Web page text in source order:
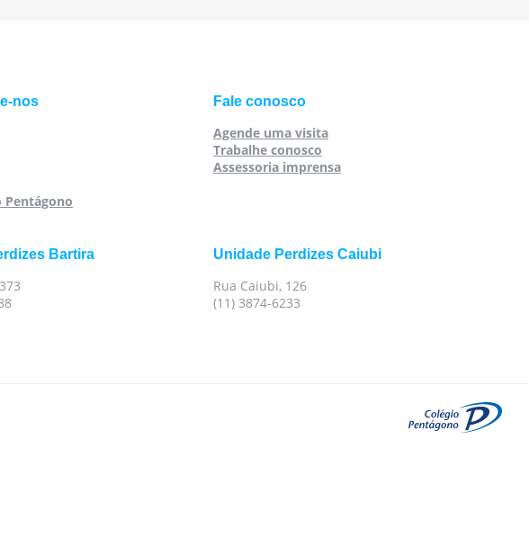
nos
Pentágono
Fale conosco
Agende uma visita
Trabalhe conosco
Assessoria imprensa
Bartira Unidade Perdizes Caiubi
Rua Caiubi, 126
(11) 3874-6233